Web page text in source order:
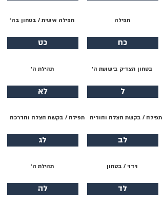
תפילה
כח
בטחון הצדיק בישועת ה׳
ל
תפילה / בקשת הצלה והודיה
לב
וידוי / בטחון
לד
תפילה אישית / בטחון בה׳
כט
תהילת ה׳
לא
תפילה / בקשת הצלה והדרכה
לג
תהילת ה׳
לה